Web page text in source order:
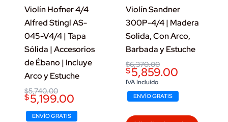
Violín Hofner 4/4
Alfred Stingl AS-
045-V4/4 | Tapa
Sólida | Accesorios
de Ébano | Incluye
Arco y Estuche
$5,740.00
Original
price
was:
$5,740.00.
$5,199.00
Current
price
$5,199.00.
ENVÍO GRATIS
Violín Sandner
300P-4/4 | Madera
Solida, Con Arco,
Barbada y Estuche
$6,370.00
Original
price
was:
$6,370.00.
$5,859.00
Current
price
is:
$5,859.00.
IVA Incluido
ENVÍO GRATIS